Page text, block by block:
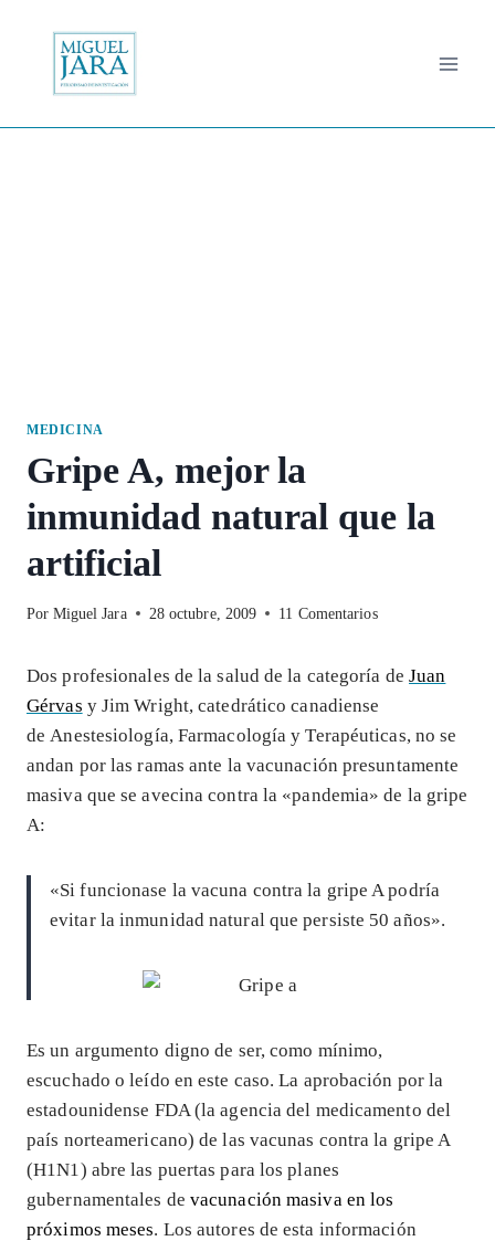
contenido
MEDICINA
Gripe A, mejor la
inmunidad natural que la
artificial
Por Miguel Jara 28 octubre, 2009 11 Comentarios
Dos profesionales de la salud de la categoría de Juan
Gérvas y Jim Wright, catedrático canadiense
de Anestesiología, Farmacología y Terapéuticas, no se
andan por las ramas ante la vacunación presuntamente
masiva que se avecina contra la «pandemia» de la gripe
A:
«Si funcionase la vacuna contra la gripe A podría
evitar la inmunidad natural que persiste 50 años».
Es un argumento digno de ser, como mínimo,
escuchado o leído en este caso. La aprobación por la
estadounidense FDA (la agencia del medicamento del
país norteamericano) de las vacunas contra la gripe A
(H1N1) abre las puertas para los planes
gubernamentales de vacunación masiva en los
próximos meses. Los autores de esta información